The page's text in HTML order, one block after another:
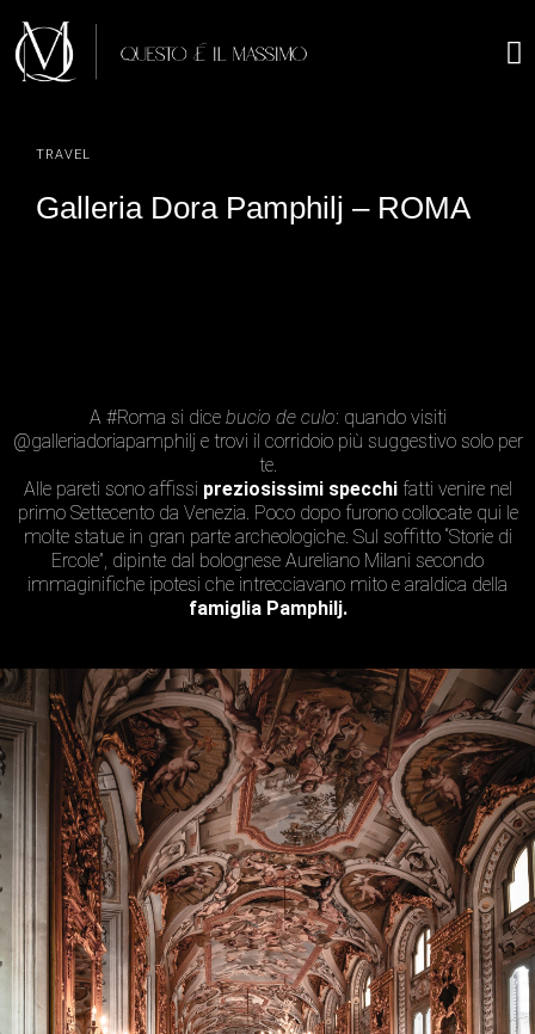
TRAVEL
Galleria Dora Pamphilj – ROMA
A #Roma si dice bucio de culo: quando visiti
@galleriadoriapamphilj e trovi il corridoio più suggestivo solo per
te.
Alle pareti sono affissi preziosissimi specchifatti venire nel
primo Settecento da Venezia. Poco dopo furono collocate qui le
molte statue in gran parte archeologiche. Sul soffitto “Storie di
Ercole”, dipinte dal bolognese Aureliano Milani secondo
immaginifiche ipotesi che intrecciavano mito e araldica della
famiglia Pamphilj.